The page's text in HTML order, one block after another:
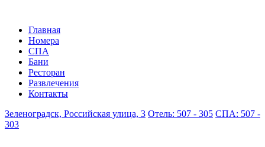
Главная
Номера
СПА
Бани
Ресторан
Развлечения
Контакты
Зеленоградск, Российская улица, 3 Отель: 507 - 305 СПА: 507 -
303